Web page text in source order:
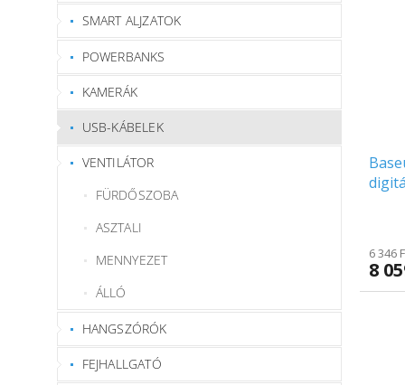
SMART ALJZATOK
POWERBANKS
KAMERÁK
USB-KÁBELEK
VENTILÁTOR
FÜRDŐSZOBA
ASZTALI
MENNYEZET
ÁLLÓ
HANGSZÓRÓK
FEJHALLGATÓ
5-
6 346
8